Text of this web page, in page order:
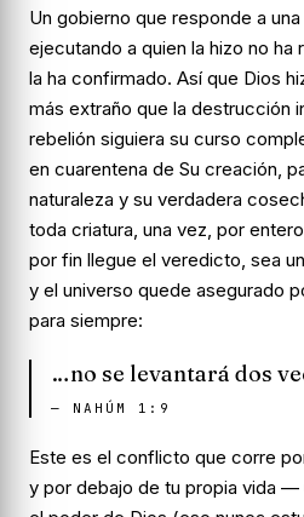
Un gobierno que responde a
ejecutando a quien la hizo no
la ha confirmado. Así que Dios
más extraño que la destrucción
rebelión siguiera su curso
en cuarentena de Su creación,
naturaleza y su verdadera
toda criatura, una vez, por
por fin llegue el veredicto, sea
y el universo quede asegurado
para siempre:
…no se levantará dos
— NAHÚM 1:9
Este es el conflicto que corre
y por debajo de tu propia vida —